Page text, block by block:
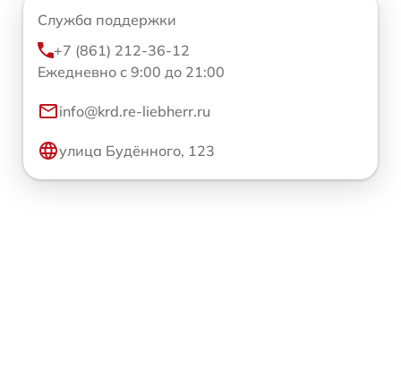
Служба поддержки
+7 (861) 212-36-12
Ежедневно с 9:00 до 21:00
info@krd.re-liebherr.ru
улица Будённого, 123